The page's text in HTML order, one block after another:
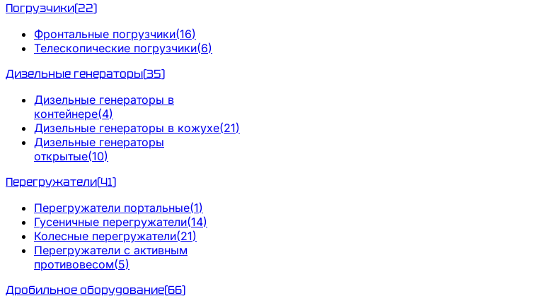
Погрузчики(22)
Фронтальные погрузчики(16)
Телескопические погрузчики(6)
Дизельные генераторы(35)
Дизельные генераторы в
контейнере(4)
Дизельные генераторы в кожухе(21)
Дизельные генераторы
открытые(10)
Перегружатели(41)
Перегружатели портальные(1)
Гусеничные перегружатели(14)
Колесные перегружатели(21)
Перегружатели с активным
противовесом(5)
Дробильное оборудование(66)